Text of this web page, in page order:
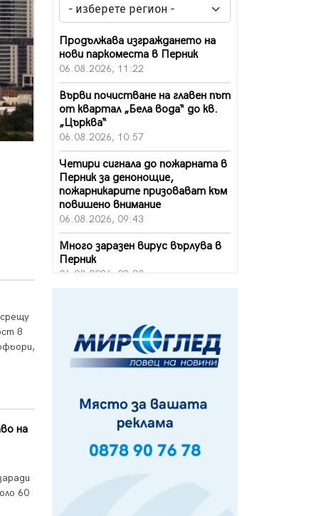
в
на
60
Продължава изграждането на
нови паркоместа в Перник
06.08.2026, 11:22
Върви почистване на главен път
от квартал „Бела вода“ до кв.
„Църква“
06.08.2026, 10:57
Четири сигнала до пожарната в
Перник за денонощие,
пожарникарите призовават към
повишено внимание
06.08.2026, 09:43
Много заразен вирус върлува в
Перник
06.08.2026, 09:28
време на жътвената кампания в
Перник
06.08.2026, 07:51
през август в Перник
06.08.2026, 00:48
измамите: Проверявайте